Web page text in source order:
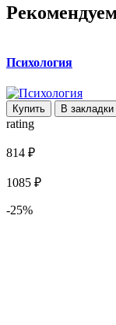
Психология
Купить В закладки
rating
814 ₽
1085 ₽
-25%